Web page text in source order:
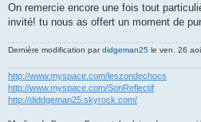
On remercie encore une fois tout
invité! tu nous as offert un moment de
Dernière modification pardidgeman25 le ven. 26
http://www.myspace.com/leszondechocs
http://www.myspace.com/SonReflectif
http://diddgeman25.skyrock.com/